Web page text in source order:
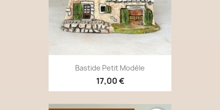
Bastide Petit Modèle
17,00 €